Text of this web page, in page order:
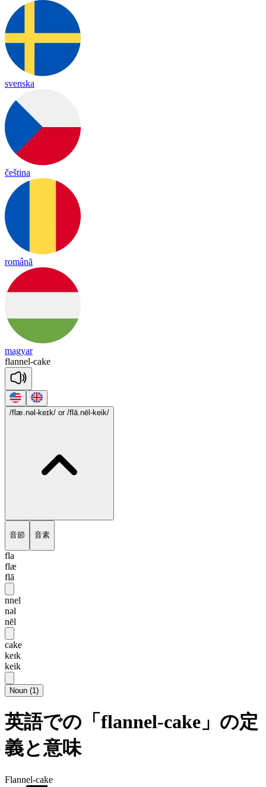
svenska
čeština
română
magyar
flannel-cake
/flæ.nəl-keɪk/ or /flā.nēl-keik/
音節 音素
fla
flæ
flā
nnel
nəl
nēl
cake
keɪk
keik
Noun (1)
英語での「flannel-cake」の定
義と意味
Flannel-cake